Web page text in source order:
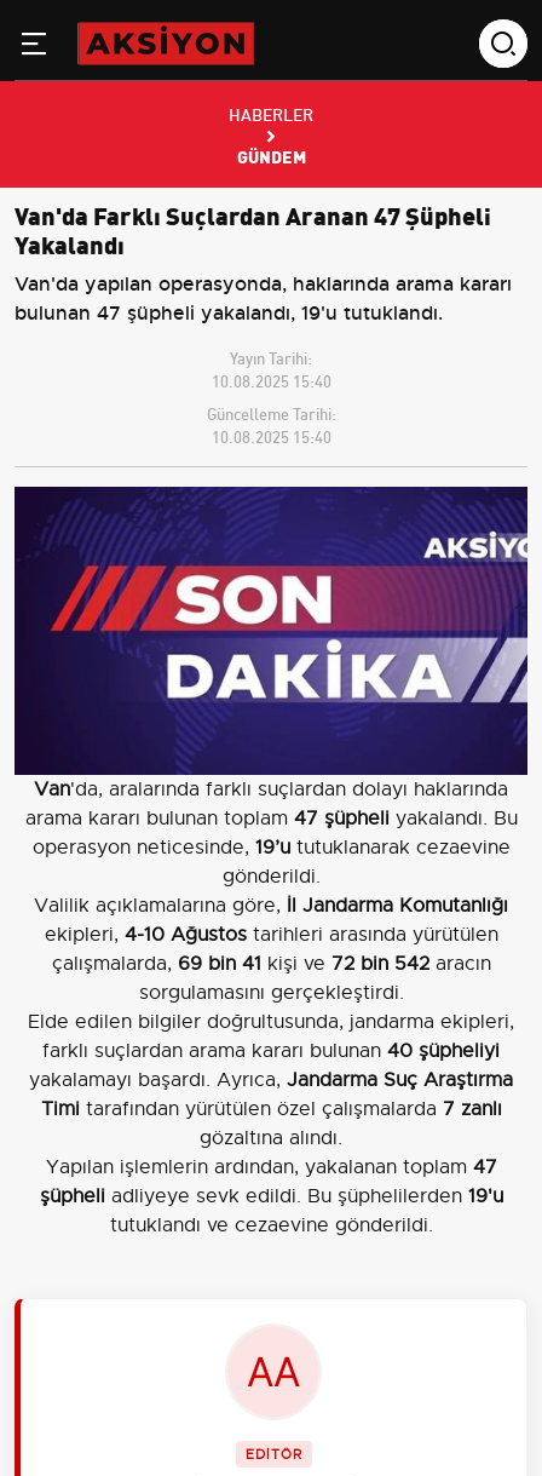
HABERLER
GÜNDEM
Van'da Farklı Suçlardan Aranan 47 Şüpheli
Yakalandı
Van'da yapılan operasyonda, haklarında arama kararı
bulunan 47 şüpheli yakalandı, 19'u tutuklandı.
Yayın Tarihi:
10.08.2025 15:40
Güncelleme Tarihi:
10.08.2025 15:40
Van'da, aralarında farklı suçlardan dolayı haklarında
arama kararı bulunan toplam 47 şüpheliyakalandı. Bu
operasyon neticesinde, 19’ututuklanarak cezaevine
gönderildi.
Valilik açıklamalarına göre, İl Jandarma Komutanlığı
ekipleri, 4-10 Ağustostarihleri arasında yürütülen
çalışmalarda, 69 bin 41 kişi ve 72 bin 542aracın
sorgulamasını gerçekleştirdi.
Elde edilen bilgiler doğrultusunda, jandarma ekipleri,
farklı suçlardan arama kararı bulunan 40 şüpheliyi
yakalamayı başardı. Ayrıca, Jandarma Suç Araştırma
Timitarafından yürütülen özel çalışmalarda 7 zanlı
gözaltına alındı.
Yapılan işlemlerin ardından, yakalanan toplam 47
şüpheliadliyeye sevk edildi. Bu şüphelilerden 19'u
tutuklandı ve cezaevine gönderildi.
EDİTÖR